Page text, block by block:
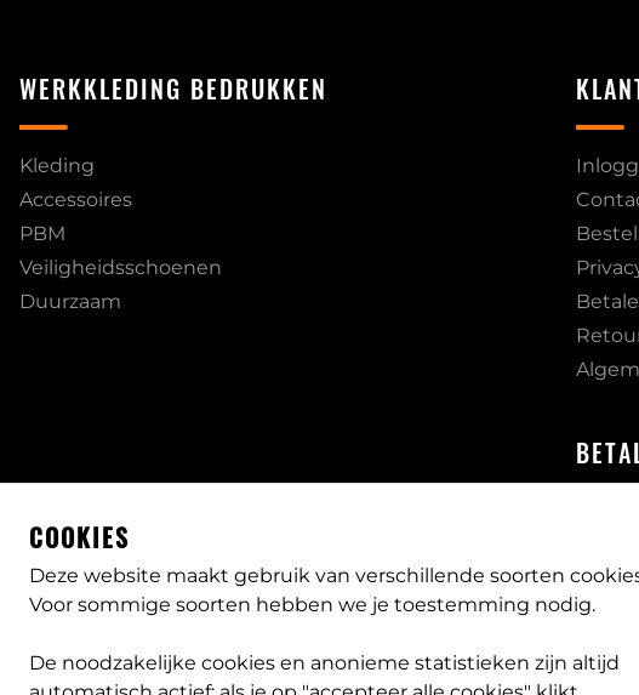
WERKKLEDING BEDRUKKEN
Kleding
Accessoires
PBM
Veiligheidsschoenen
Duurzaam
Bij
via
COOKIES
Deze website maakt gebruik van verschillende soorten
Voor sommige soorten hebben we je toestemming nodig.
De noodzakelijke cookies en anonieme statistieken zijn altijd